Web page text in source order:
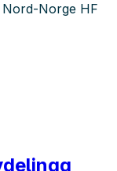
Norge HF